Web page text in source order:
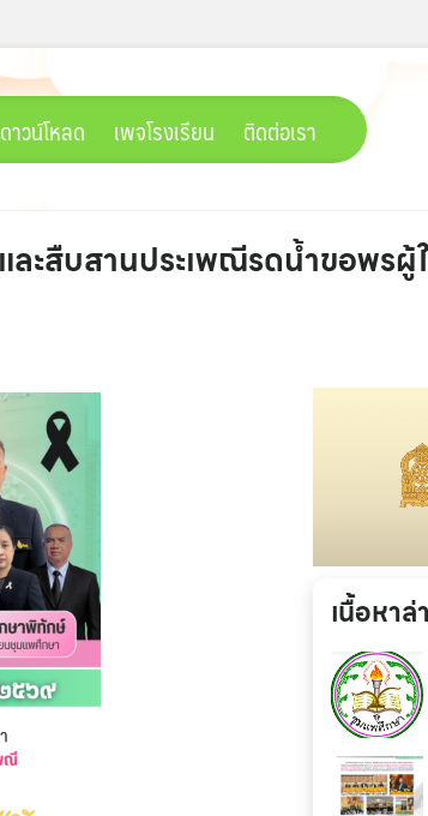
ดาวน์โหลด เพจโรงเรียน ติดต่อเรา
ะสืบสานประเพณีรดน้ำขอพร
เนื้อหาล่